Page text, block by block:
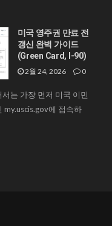
미국 영주권 만료 전
갱신 완벽 가이드
(Green Card, I-90)
2월 24, 2026 0
는 가장 먼저 미국 이민
my.uscis.gov에 접속하